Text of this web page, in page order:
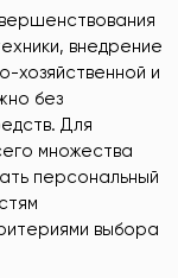
внедрение
хозяйственной и
без
Для
множества
персональный
выбора